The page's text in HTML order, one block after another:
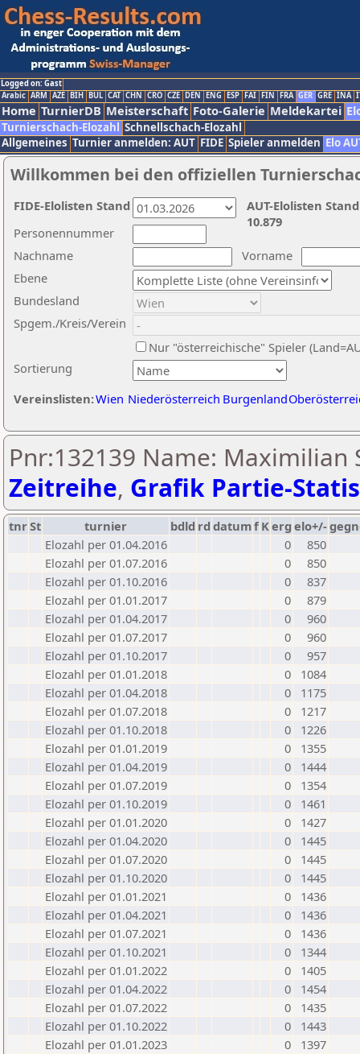
Logged on: Gast
Arabic ARM AZE BIH BUL CAT CHN CRO CZE DEN ENG ESP FAI FIN FRA GER GRE INA
Home TurnierDB Meisterschaft Foto-Galerie Meldekartei
Turnierschach-Elozahl Schnellschach-Elozahl
Allgemeines Turnier anmelden: AUT FIDE Spieler anmelden Elo
Willkommen bei den offiziellen
Nachname
Vorname
Ebene
Sortierung
Personennummer
Bundesland
Spgem./Kreis/Verein
Nur "österreichische" Spieler
Vereinslisten:Wien Niederösterreich Burgenland
AUT-Elolisten
10.879
FIDE-Elolisten Stand
Pnr:132139 Name: Maximilian
Zeitreihe, Grafik Partie-
tnrSt turnier bdld rd datumf Kerg elo+/-
Elozahl per 01.04.2016
0
850
Elozahl per 01.07.2016
0
850
Elozahl per 01.10.2016
0
837
Elozahl per 01.01.2017
0
879
Elozahl per 01.04.2017
0
960
Elozahl per 01.07.2017
0
960
Elozahl per 01.10.2017
0
957
Elozahl per 01.01.2018
0
1084
Elozahl per 01.04.2018
0
1175
Elozahl per 01.07.2018
0
1217
Elozahl per 01.10.2018
0
1226
Elozahl per 01.01.2019
0
1355
Elozahl per 01.04.2019
0
1444
Elozahl per 01.07.2019
0
1354
Elozahl per 01.10.2019
0
1461
Elozahl per 01.01.2020
0
1427
Elozahl per 01.04.2020
0
1445
Elozahl per 01.07.2020
0
1445
Elozahl per 01.10.2020
0
1445
Elozahl per 01.01.2021
0
1436
Elozahl per 01.04.2021
0
1436
Elozahl per 01.07.2021
0
1436
Elozahl per 01.10.2021
0
1344
Elozahl per 01.01.2022
0
1405
Elozahl per 01.04.2022
0
1454
Elozahl per 01.07.2022
0
1435
Elozahl per 01.10.2022
0
1443
Elozahl per 01.01.2023
0
1397